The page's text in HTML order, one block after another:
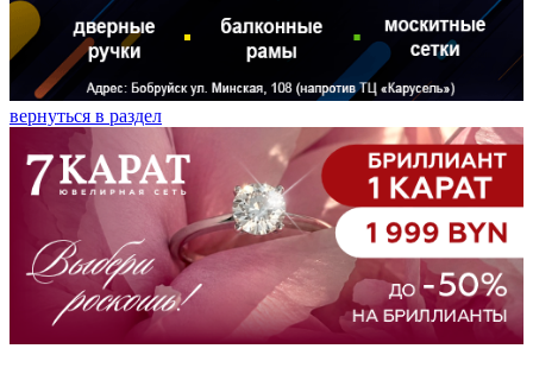
вернуться в раздел